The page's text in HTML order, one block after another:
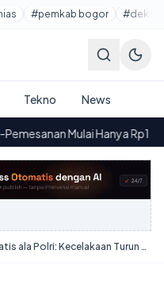
#pemkab bogor
Tekno News
Hanya Rp1 Juta· 16.43
Mudik Gratis ala Polri: Kecelakaan Turun Drastis, Jalan Lebih Aman?